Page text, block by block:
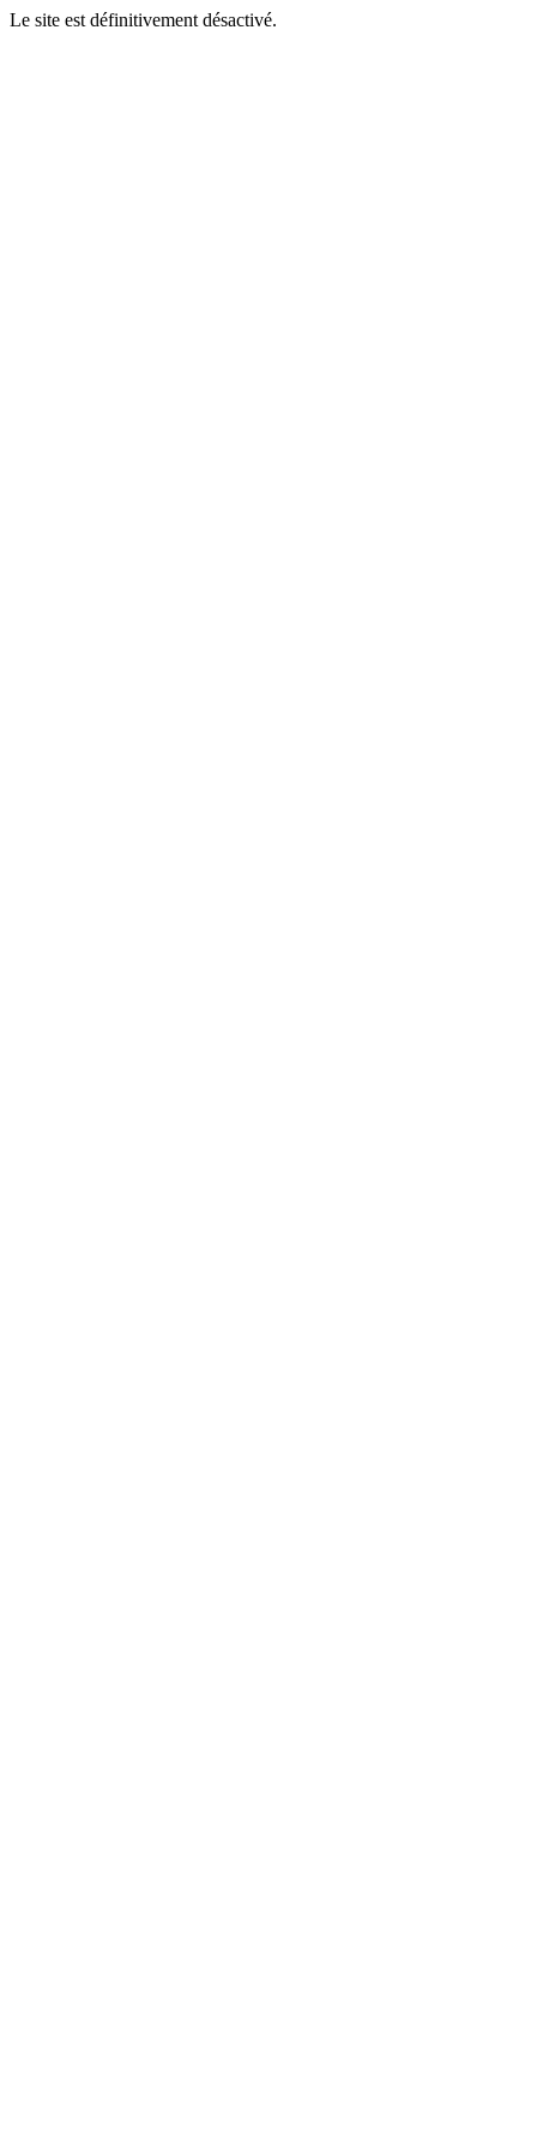
Le site est définitivement désactivé.